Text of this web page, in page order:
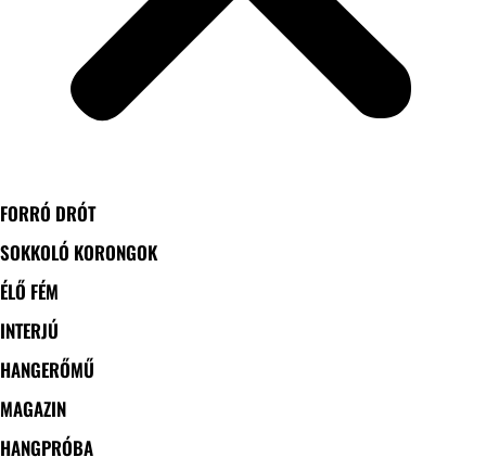
FORRÓ DRÓT
SOKKOLÓ KORONGOK
ÉLŐ FÉM
INTERJÚ
HANGERŐMŰ
MAGAZIN
HANGPRÓBA